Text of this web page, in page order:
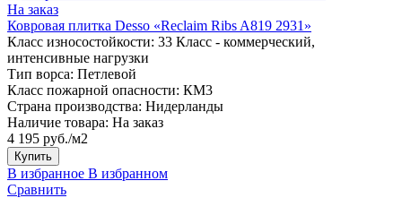
На заказ
Ковровая плитка Desso «Reclaim Ribs A819 2931»
Класс износостойкости: 33 Класс - коммерческий,
интенсивные нагрузки
Тип ворса: Петлевой
Класс пожарной опасности: КМ3
Страна производства: Нидерланды
Наличие товара: На заказ
4 195 руб./м2
Купить
В избранное В избранном
Сравнить